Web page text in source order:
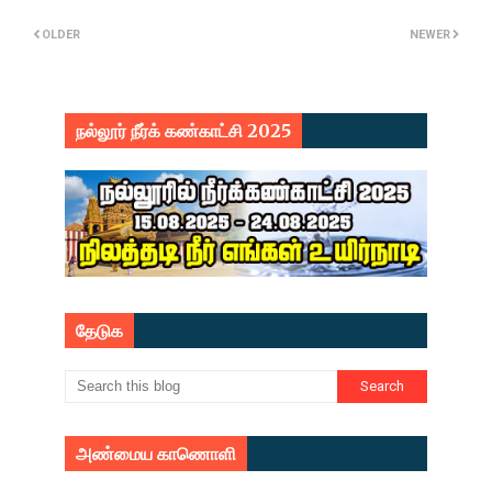
NEWER
OLDER
நல்லூர் நீர்க் கண்காட்சி 2025
தேடுக
அண்மைய காணொளி